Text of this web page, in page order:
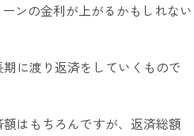
ンの金利が上がるかもしれない
に渡り返済をしていくもので
はもちろんですが、返済総額